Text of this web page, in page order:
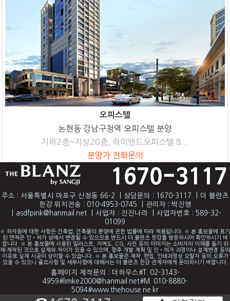
오피스텔
논현동 강남구청역 오피스텔 분양
지하2층~지상20층, 하이엔드오피스텔 8...
분양가 전화문의
주소 : 서울특별시 마포구 신정동 66-2 상담문의 : 1670-3117
더 블란츠
한강 위치전송 : 010-4953-0745
관리자 : 박진영
asdfpink@hanmail.net 사업자 : 진진나라
사업자번호 : 589-32-
01099
※ 하자등에 대한 사항은 건축법, 건축물의 분양에 관한 법률에 따라 적용됩니다. ※ 본 홍보물에 표기
된 면적은 인•허가 상에서 변경될 수 있으므로 반드시 더 블란츠 한강를 방문하시어 확인하시기 바
랍니다. ※ 본 홍보물에 사용된 일러스트, 지역도, CG, 사진 등의 이미지는 소비자의 이해를 돕기 위
해 제작된 것으로 실제와 차이가 있을 수 있으며, 향후 개발 계획 및 인•허가 과정이나 설계변경 등의
이유로 실제 시공이 상이할 수 있습니다. ※ 본 홍보물은 제작, 편집, 인쇄과정상 오탈자 등의 오류가
있을 수 있으니 중요사항 및 세부사항에 대해서는 더 블란츠 한강 관계자에게 문의하시기 바랍니다.
홈페이지 제작문의 : 더하우스#T. 02-3143-
4959#limke2000@hanmail.net#M. 010-8880-
5094#www.thehouse.ne.kr